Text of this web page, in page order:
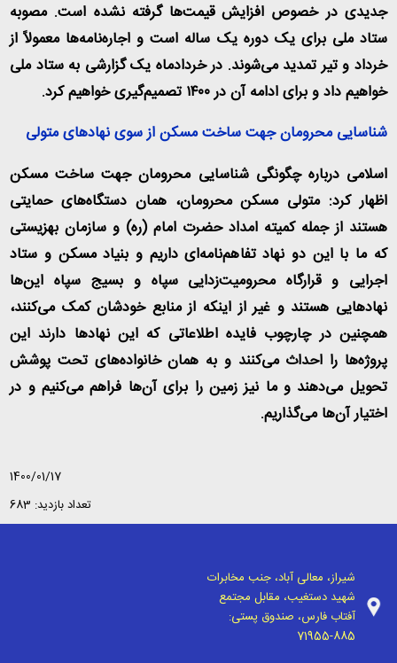
جدیدی در خصوص افزایش قیمت‌ها گرفته نشده است. مصوبه
ستاد ملی برای یک دوره یک ساله است و اجاره‌نامه‌ها معمولاً از
خرداد و تیر تمدید می‌شوند. در خردادماه یک گزارشی به ستاد ملی
خواهیم داد و برای ادامه آن در ۱۴۰۰ تصمیم‌گیری خواهیم کرد.
شناسایی محرومان جهت ساخت مسکن از سوی نهادهای متولی
اسلامی درباره چگونگی شناسایی محرومان جهت ساخت مسکن
اظهار کرد: متولی مسکن محرومان، همان دستگاه‌های حمایتی
هستند از جمله کمیته امداد حضرت امام (ره) و سازمان بهزیستی
که ما با این دو نهاد تفاهم‌نامه‌ای داریم و بنیاد مسکن و ستاد
اجرایی و قرارگاه محرومیت‌زدایی سپاه و بسیج سپاه این‌ها
نهادهایی هستند و غیر از اینکه از منابع خودشان کمک می‌کنند،
همچنین در چارچوب فایده اطلاعاتی که این نهادها دارند این
پروژه‌ها را احداث می‌کنند و به همان خانواده‌های تحت پوشش
تحویل می‌دهند و ما نیز زمین را برای آن‌ها فراهم می‌کنیم و در
اختیار آن‌ها می‌گذاریم.
1400/01/17
تعداد بازدید: 683
شیراز، معالی آباد، جنب مخابرات
شهید دستغیب، مقابل مجتمع
آفتاب فارس، صندوق پستی:
71955-885